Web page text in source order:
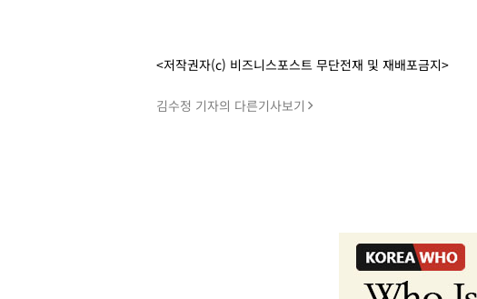
<저작권자(c) 비즈니스포스트 무단전재 및 재배포금지>
김수정 기자의 다른기사보기